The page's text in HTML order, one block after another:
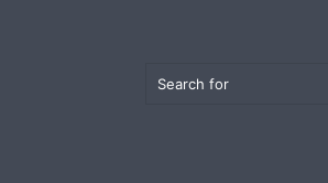
Switch
Random